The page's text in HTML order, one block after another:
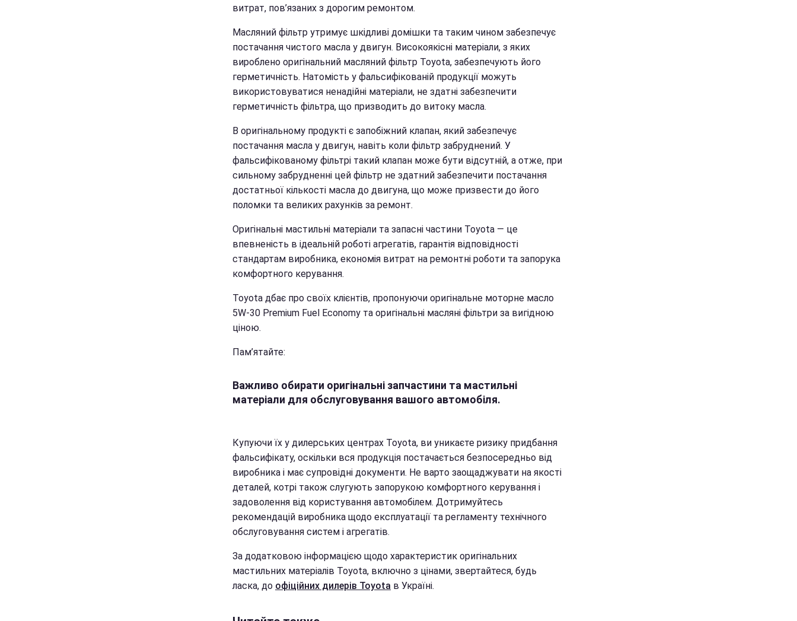
витрат, пов’язаних з дорогим ремонтом.
Масляний фільтр утримує шкідливі домішки та таким чином забезпечує
постачання чистого масла у двигун. Високоякісні матеріали, з яких
вироблено оригінальний масляний фільтр Toyota, забезпечують його
герметичність. Натомість у фальсифікованій продукції можуть
використовуватися ненадійні матеріали, не здатні забезпечити
герметичність фільтра, що призводить до витоку масла.
В оригінальному продукті є запобіжний клапан, який забезпечує
постачання масла у двигун, навіть коли фільтр забруднений. У
фальсифікованому фільтрі такий клапан може бути відсутній, а отже, при
сильному забрудненні цей фільтр не здатний забезпечити постачання
достатньої кількості масла до двигуна, що може призвести до його
поломки та великих рахунків за ремонт.
Оригінальні мастильні матеріали та запасні частини Toyota — це
впевненість в ідеальній роботі агрегатів, гарантія відповідності
стандартам виробника, економія витрат на ремонтні роботи та запорука
комфортного керування.
Toyota дбає про своїх клієнтів, пропонуючи оригінальне моторне масло
5W-30 Premium Fuel Economy та оригінальні масляні фільтри за вигідною
ціною.
Пам’ятайте:
Важливо обирати оригінальні запчастини та мастильні
матеріали для обслуговування вашого автомобіля.
Купуючи їх у дилерських центрах Toyota, ви уникаєте ризику придбання
фальсифікату, оскільки вся продукція постачається безпосередньо від
виробника і має супровідні документи. Не варто заощаджувати на якості
деталей, котрі також слугують запорукою комфортного керування і
задоволення від користування автомобілем. Дотримуйтесь
рекомендацій виробника щодо експлуатації та регламенту технічного
обслуговування систем і агрегатів.
За додатковою інформацією щодо характеристик оригінальних
мастильних матеріалів Toyota, включно з цінами, звертайтеся, будь
ласка, до офіційних дилерів Toyota в Україні.